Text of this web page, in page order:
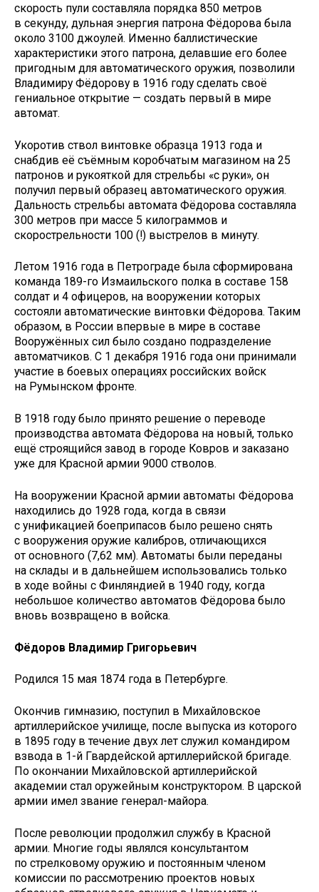
скорость пули составляла порядка 850 метров
в секунду, дульная энергия патрона Фёдорова была
около 3100 джоулей. Именно баллистические
характеристики этого патрона, делавшие его более
пригодным для автоматического оружия, позволили
Владимиру Фёдорову в 1916 году сделать своё
гениальное открытие — создать первый в мире
автомат.
Укоротив ствол винтовке образца 1913 года и
снабдив её съёмным коробчатым магазином на 25
патронов и рукояткой для стрельбы «с руки», он
получил первый образец автоматического оружия.
Дальность стрельбы автомата Фёдорова составляла
300 метров при массе 5 килограммов и
скорострельности 100 (!) выстрелов в минуту.
Летом 1916 года в Петрограде была сформирована
команда 189-го Измаильского полка в составе 158
солдат и 4 офицеров, на вооружении которых
состояли автоматические винтовки Фёдорова. Таким
образом, в России впервые в мире в составе
Вооружённых сил было создано подразделение
автоматчиков. С 1 декабря 1916 года они принимали
участие в боевых операциях российских войск
на Румынском фронте.
В 1918 году было принято решение о переводе
производства автомата Фёдорова на новый, только
ещё строящийся завод в городе Ковров и заказано
уже для Красной армии 9000 стволов.
На вооружении Красной армии автоматы Фёдорова
находились до 1928 года, когда в связи
с унификацией боеприпасов было решено снять
с вооружения оружие калибров, отличающихся
от основного (7,62 мм). Автоматы были переданы
на склады и в дальнейшем использовались только
в ходе войны с Финляндией в 1940 году, когда
небольшое количество автоматов Фёдорова было
вновь возвращено в войска.
Фёдоров Владимир Григорьевич
Родился 15 мая 1874 года в Петербурге.
Окончив гимназию, поступил в Михайловское
артиллерийское училище, после выпуска из которого
в 1895 году в течение двух лет служил командиром
взвода в 1-й Гвардейской артиллерийской бригаде.
По окончании Михайловской артиллерийской
академии стал оружейным конструктором. В царской
армии имел звание генерал-майора.
После революции продолжил службу в Красной
армии. Многие годы являлся консультантом
по стрелковому оружию и постоянным членом
комиссии по рассмотрению проектов новых